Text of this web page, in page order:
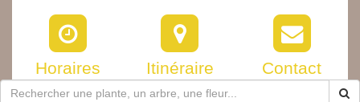
Horaires Itinéraire Contact